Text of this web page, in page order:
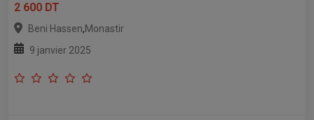
2 600 DT
Beni Hassen,Monastir
9 janvier 2025